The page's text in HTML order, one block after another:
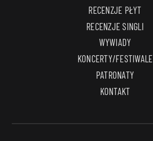
RECENZJE PŁYT
RECENZJE SINGLI
WYWIADY
KONCERTY/FESTIWALE
PATRONATY
KONTAKT